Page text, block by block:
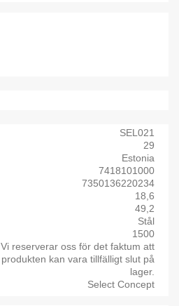
SEL021
29
Estonia
7418101000
7350136220234
18,6
49,2
Stål
1500
Vi reserverar oss för det faktum att
produkten kan vara tillfälligt slut på
lager.
Select Concept